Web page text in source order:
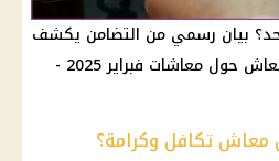
بيان رسمي من التضامن يكشف
مفاجأة لـ22 مليون صاحب معاش حول معاشات فبراير 2025 -
تكافل وكرامة؟